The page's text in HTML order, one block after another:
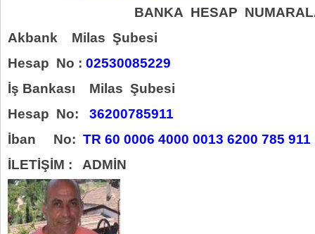
BANKA HESAP
Akbank Milas Şubesi
Hesap No : 02530085229
İş Bankası Milas Şubesi
Hesap No:
36200785911
İban No: TR 60 0006 4000 0013 6200 785 911
İLETİŞİM : ADMİN